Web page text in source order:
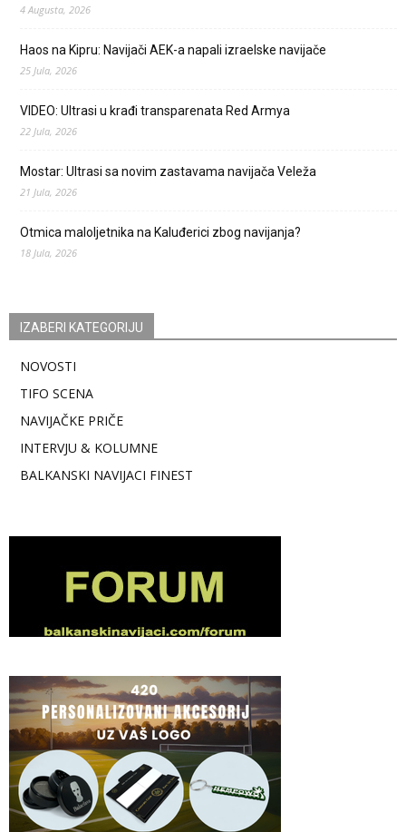
4 Augusta, 2026
Haos na Kipru: Navijači AEK-a napali izraelske navijače
25 Jula, 2026
VIDEO: Ultrasi u krađi transparenata Red Armya
22 Jula, 2026
Mostar: Ultrasi sa novim zastavama navijača Veleža
21 Jula, 2026
Otmica maloljetnika na Kaluđerici zbog navijanja?
18 Jula, 2026
IZABERI KATEGORIJU
NOVOSTI
TIFO SCENA
NAVIJAČKE PRIČE
INTERVJU & KOLUMNE
BALKANSKI NAVIJACI FINEST